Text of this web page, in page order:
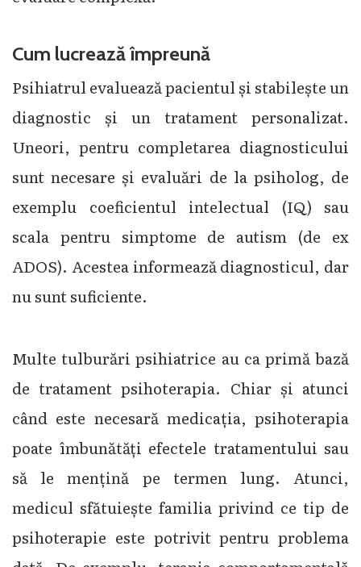
Cum lucrează împreună
Psihiatrul evaluează pacientul și stabilește un
diagnostic și un tratament personalizat.
Uneori, pentru completarea diagnosticului
sunt necesare și evaluări de la psiholog, de
exemplu coeficientul intelectual (IQ) sau
scala pentru simptome de autism (de ex
ADOS). Acestea informează diagnosticul, dar
nu sunt suficiente.
Multe tulburări psihiatrice au ca primă bază
de tratament psihoterapia. Chiar și atunci
când este necesară medicația, psihoterapia
poate îmbunătăți efectele tratamentului sau
să le mențină pe termen lung. Atunci,
medicul sfătuiește familia privind ce tip de
psihoterapie este potrivit pentru problema